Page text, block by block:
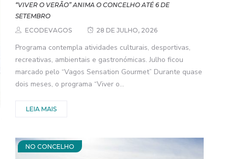
“VIVER O VERÃO” ANIMA O CONCELHO ATÉ 6 DE
SETEMBRO
ECODEVAGOS
28 DE JULHO, 2026
Programa contempla atividades culturais, desportivas,
recreativas, ambientais e gastronómicas. Julho ficou
marcado pelo “Vagos Sensation Gourmet” Durante quase
dois meses, o programa “Viver o...
LEIA MAIS
NO CONCELHO